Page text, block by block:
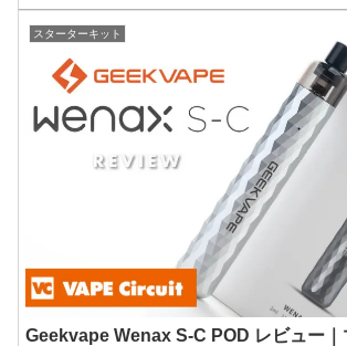
スターターキット
Geekvape Wenax S-C POD レビュー